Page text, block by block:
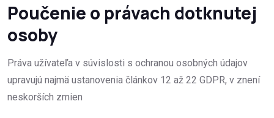
Poučenie o právach dotknutej
osoby
Práva užívateľa v súvislosti s ochranou osobných údajov
upravujú najmä ustanovenia článkov 12 až 22 GDPR, v znení
neskorších zmien